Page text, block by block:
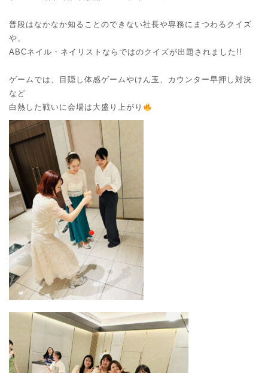
普段はなかなか知ることのできない社長や専務にまつわるクイズ
や、
ABCネイル・ネイリストならではのクイズが出題されました!!
ゲームでは、目隠し体感ゲームやけん玉、カウンター早押し対決
など
白熱した戦いに会場は大盛り上がり